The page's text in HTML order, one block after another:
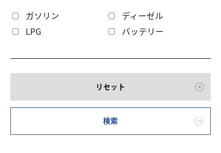
ガソリン
ディーゼル
LPG
バッテリー
リセット
検索